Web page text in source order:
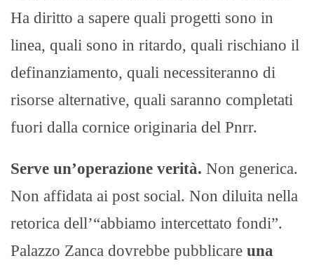
Ha diritto a sapere quali progetti sono in
linea, quali sono in ritardo, quali rischiano il
definanziamento, quali necessiteranno di
risorse alternative, quali saranno completati
fuori dalla cornice originaria del Pnrr.
Serve un’operazione verità. Non generica.
Non affidata ai post social. Non diluita nella
retorica dell’“abbiamo intercettato fondi”.
Palazzo Zanca dovrebbe pubblicare una